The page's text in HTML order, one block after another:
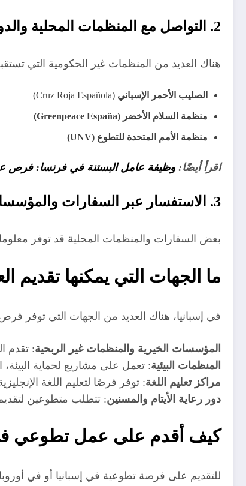
2. التواصل مع المنظمات المحلية والدولية
هناك العديد من المنظمات غير الحكومية التي
الصليب الأحمر الإسباني (Cruz Roja Española)
منظمة السلام الأخضر (Greenpeace España)
منظمة الأمم المتحدة للتطوع (UNV)
اقرأ أيضًا: وظيفة عامل البستنة في فرنسا: فرص عمل برواتب
3. الاستفسار عبر السفارات والمؤسسات الحكومية
بعض السفارات والمنظمات المحلية قد توفر
ما الجهات التي يمكنها تقديم
في إسبانيا، هناك العديد من الجهات التي توفر
المؤسسات الخيرية والمنظمات غير الربحية: تقدم
المنظمات البيئية: تعمل على مشاريع لحماية البيئة،
مراكز تعليم اللغة: توفر فرصًا لتعليم اللغة
دور رعاية الأيتام والمسنين: تتطلب متطوعين لتقديم
كيف أقدم على عمل تطوعي
للتقديم على فرصة تطوعية في إسبانيا أو في